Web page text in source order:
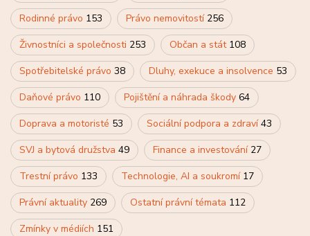
Rodinné právo 153 Právo nemovitostí 256
Živnostníci a společnosti 253 Občan a stát 108
Spotřebitelské právo 38 Dluhy, exekuce a insolvence 53
Daňové právo 110 Pojištění a náhrada škody 64
Doprava a motoristé 53 Sociální podpora a zdraví43
SVJ a bytová družstva 49 Finance a investování 27
Trestní právo 133 Technologie, AI a soukromí 17
Právní aktuality 269 Ostatní právní témata 112
Zmínky v médiích 151